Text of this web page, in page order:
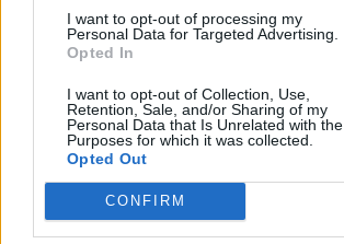
I want to opt-out of processing my
Personal Data for Targeted Advertising.
Opted In
I want to opt-out of Collection, Use,
Retention, Sale, and/or Sharing of my
Personal Data that Is Unrelated with the
Purposes for which it was collected.
Opted Out
CONFIRM
3-1 ATA
BOL 0-3
NAP 6-0 BEN
LAZ 1-4
2-3 NAP